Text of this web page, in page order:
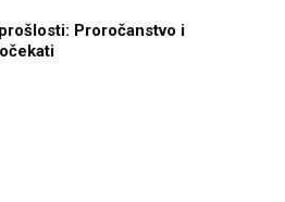
Proročanstvo i